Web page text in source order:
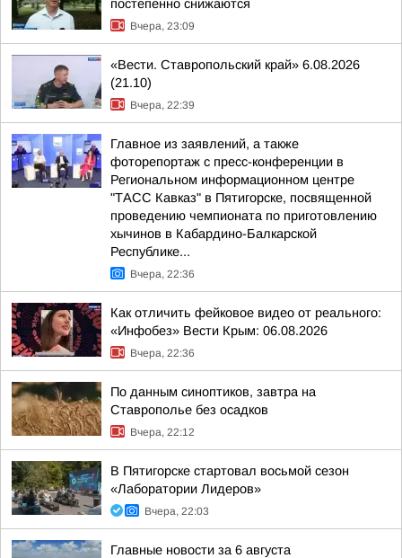
постепенно снижаются
Вчера, 23:09
«Вести. Ставропольский край» 6.08.2026
(21.10)
Вчера, 22:39
Главное из заявлений, а также
фоторепортаж с пресс-конференции в
Региональном информационном центре
"ТАСС Кавказ" в Пятигорске, посвященной
проведению чемпионата по приготовлению
хычинов в Кабардино-Балкарской
Республике...
Вчера, 22:36
Как отличить фейковое видео от реального:
«Инфобез» Вести Крым: 06.08.2026
Вчера, 22:36
По данным синоптиков, завтра на
Ставрополье без осадков
Вчера, 22:12
В Пятигорске стартовал восьмой сезон
«Лаборатории Лидеров»
Вчера, 22:03
Главные новости за 6 августа